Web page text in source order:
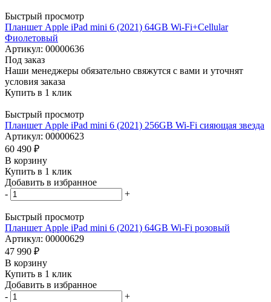
Быстрый просмотр
Планшет Apple iPad mini 6 (2021) 64GB Wi-Fi+Cellular
Фиолетовый
Артикул: 00000636
Под заказ
Наши менеджеры обязательно свяжутся с вами и уточнят
условия заказа
Купить в 1 клик
Быстрый просмотр
Планшет Apple iPad mini 6 (2021) 256GB Wi-Fi сияющая звезда
Артикул: 00000623
60 490 ₽
В корзину
Купить в 1 клик
Добавить в избранное
-
+
Быстрый просмотр
Планшет Apple iPad mini 6 (2021) 64GB Wi-Fi розовый
Артикул: 00000629
47 990 ₽
В корзину
Купить в 1 клик
Добавить в избранное
-
+